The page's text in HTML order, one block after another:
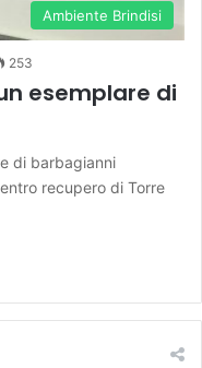
Ambiente Brindisi
253
esemplare di
di barbagianni
recupero di Torre